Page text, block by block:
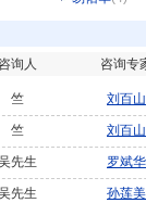
咨询人 咨询专
竺 刘百山
竺 刘百山
先生 罗斌华
先生 孙莲美